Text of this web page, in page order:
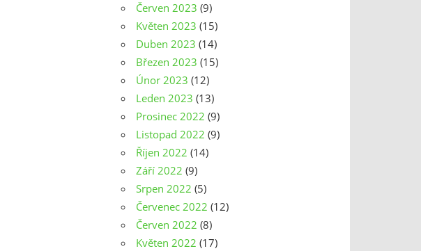
Červen 2023 (9)
Květen 2023 (15)
Duben 2023 (14)
Březen 2023 (15)
Únor 2023 (12)
Leden 2023 (13)
Prosinec 2022 (9)
Listopad 2022 (9)
Říjen 2022 (14)
Září 2022 (9)
Srpen 2022 (5)
Červenec 2022 (12)
Červen 2022 (8)
Květen 2022 (17)